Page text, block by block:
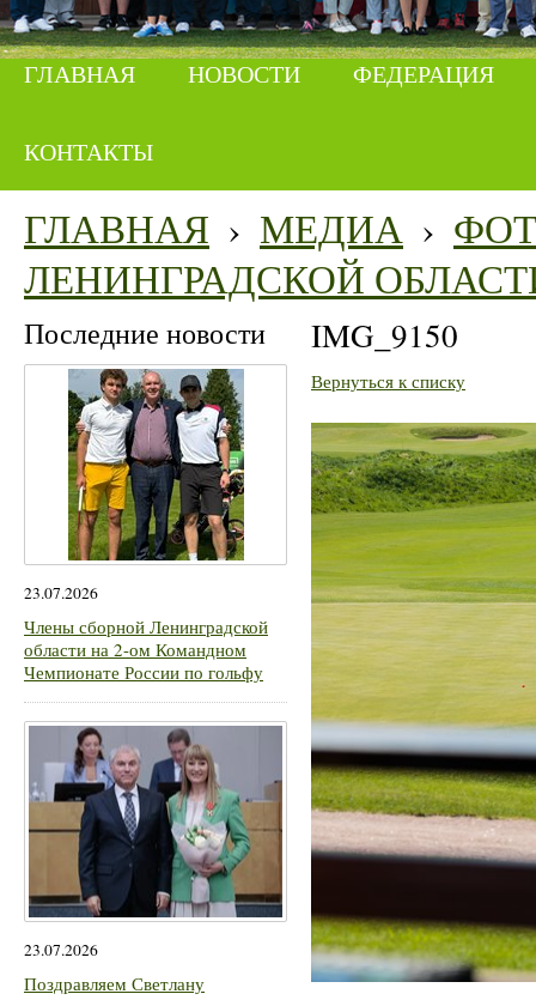
ГЛАВНАЯ НОВОСТИ ФЕДЕРАЦИЯ
КОНТАКТЫ
ГЛАВНАЯ › МЕДИА ›
ЛЕНИНГРАДСКОЙ
Последние новости
23.07.2026
Члены сборной Ленинградской
области на 2-ом Командном
Чемпионате России по гольфу
23.07.2026
Поздравляем Светлану
IMG_9150
Вернуться к списку